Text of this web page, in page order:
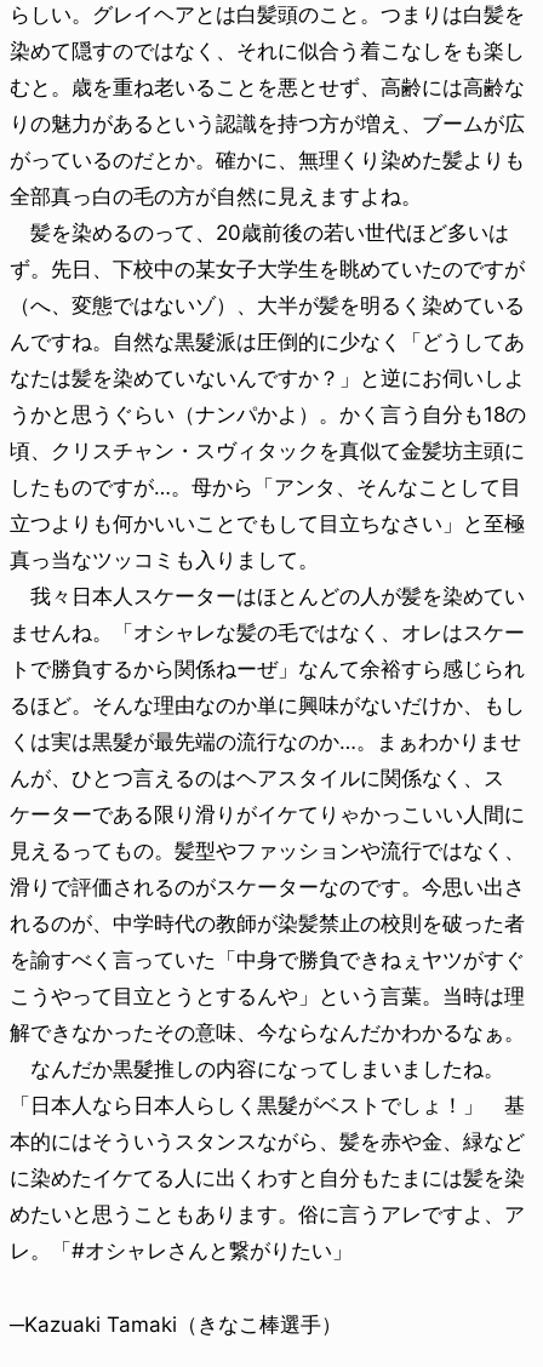
らしい。グレイヘアとは白髪頭のこと。つまりは白髪を
染めて隠すのではなく、それに似合う着こなしをも楽し
むと。歳を重ね老いることを悪とせず、高齢には高齢な
りの魅力があるという認識を持つ方が増え、ブームが広
がっているのだとか。確かに、無理くり染めた髪よりも
全部真っ白の毛の方が自然に見えますよね。
髪を染めるのって、20歳前後の若い世代ほど多いは
ず。先日、下校中の某女子大学生を眺めていたのですが
（へ、変態ではないゾ）、大半が髪を明るく染めている
んですね。自然な黒髮派は圧倒的に少なく「どうしてあ
なたは髪を染めていないんですか？」と逆にお伺いしよ
うかと思うぐらい（ナンパかよ）。かく言う自分も18の
頃、クリスチャン・スヴィタックを真似て金髪坊主頭に
したものですが…。母から「アンタ、そんなことして目
立つよりも何かいいことでもして目立ちなさい」と至極
真っ当なツッコミも入りまして。
我々日本人スケーターはほとんどの人が髪を染めてい
ませんね。「オシャレな髪の毛ではなく、オレはスケー
トで勝負するから関係ねーぜ」なんて余裕すら感じられ
るほど。そんな理由なのか単に興味がないだけか、もし
くは実は黒髮が最先端の流行なのか…。まぁわかりませ
んが、ひとつ言えるのはヘアスタイルに関係なく、ス
ケーターである限り滑りがイケてりゃかっこいい人間に
見えるってもの。髪型やファッションや流行ではなく、
滑りで評価されるのがスケーターなのです。今思い出さ
れるのが、中学時代の教師が染髪禁止の校則を破った者
を諭すべく言っていた「中身で勝負できねぇヤツがすぐ
こうやって目立とうとするんや」という言葉。当時は理
解できなかったその意味、今ならなんだかわかるなぁ。
なんだか黒髮推しの内容になってしまいましたね。
「日本人なら日本人らしく黒髮がベストでしょ！」 基
本的にはそういうスタンスながら、髪を赤や金、緑など
に染めたイケてる人に出くわすと自分もたまには髪を染
めたいと思うこともあります。俗に言うアレですよ、ア
レ。「#オシャレさんと繋がりたい」
─Kazuaki Tamaki（きなこ棒選手）